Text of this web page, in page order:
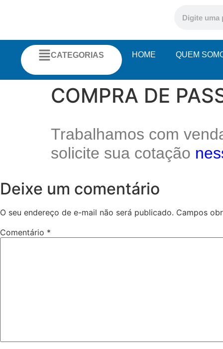
CATEGORIAS HOME QUEM
COMPRA DE
Trabalhamos com
solicite sua cotação
Deixe um comentário
O seu endereço de e-mail não será publicado. Campos
Comentário *